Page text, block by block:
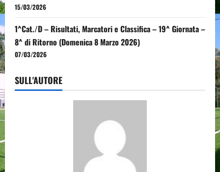
15/03/2026
1^Cat./D – Risultati, Marcatori e Classifica – 19^ Giornata –
8^ di Ritorno (Domenica 8 Marzo 2026)
07/03/2026
SULL'AUTORE